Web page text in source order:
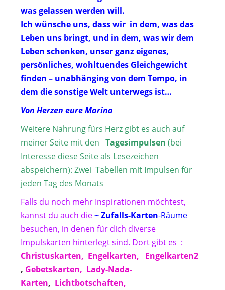
was gelassen werden will.
Ich wünsche uns, dass wir in dem, was das
Leben uns bringt, und in dem, was wir dem
Leben schenken, unser ganz eigenes,
persönliches, wohltuendes Gleichgewicht
finden – unabhänging von dem Tempo, in
dem die sonstige Welt unterwegs ist…
Von Herzen eure Marina
Weitere Nahrung fürs Herz gibt es auch auf
meiner Seite mit den Tagesimpulsen (bei
Interesse diese Seite als Lesezeichen
abspeichern): Zwei Tabellen mit Impulsen für
jeden Tag des Monats
Falls du noch mehr Inspirationen möchtest,
kannst du auch die~ Zufalls-Karten-Räume
besuchen, in denen für dich diverse
Impulskarten hinterlegt sind. Dort gibt es :
Christuskarten, Engelkarten,
Engelkarten2
, Gebetskarten, Lady-Nada-
Karten, Lichtbotschaften,